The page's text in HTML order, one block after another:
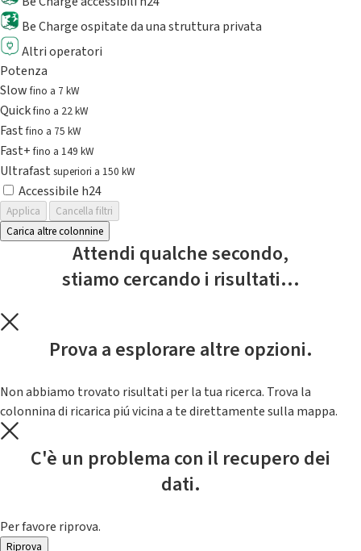
Be Charge ospitate da una struttura privata
Altri operatori
Potenza
Slowfino a 7 kW
Quickfino a 22 kW
Fastfino a 75 kW
Fast+fino a 149 kW
Ultrafast superiori a 150 kW
Accessibile h24
Applica
Cancella filtri
Carica altre colonnine
Attendi qualche secondo,
stiamo cercando i risultati...
Prova a esplorare altre opzioni.
Non abbiamo trovato risultati per la tua ricerca. Trova la
colonnina di ricarica piú vicina a te direttamente sulla mappa.
C'è un problema con il recupero dei
dati.
Per favore riprova.
Riprova